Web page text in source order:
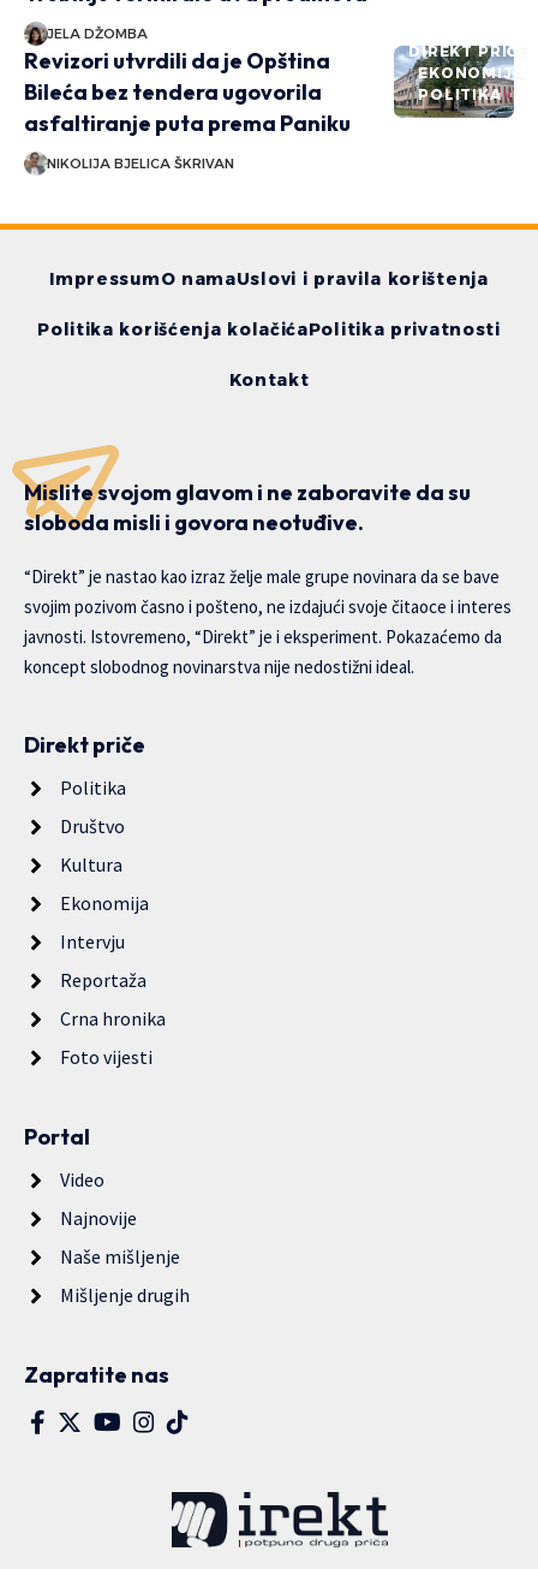
JELA DŽOMBA
DIREKT PRIČE
EKONOMIJA
POLITIKA
Revizori utvrdili da je Opština
Bileća bez tendera ugovorila
asfaltiranje puta prema Paniku
NIKOLIJA BJELICA ŠKRIVAN
ImpressumO namaUslovi i pravila korištenja
Politika korišćenja kolačićaPolitika privatnosti
Kontakt
Mislite svojom glavom i ne zaboravite da su
sloboda misli i govora neotuđive.
“Direkt” je nastao kao izraz želje male grupe novinara da se bave
svojim pozivom časno i pošteno, ne izdajući svoje čitaoce i interes
javnosti. Istovremeno, “Direkt” je i eksperiment. Pokazaćemo da
koncept slobodnog novinarstva nije nedostižni ideal.
Direkt priče
Politika
Društvo
Kultura
Ekonomija
Intervju
Reportaža
Crna hronika
Foto vijesti
Portal
Video
Najnovije
Naše mišljenje
Mišljenje drugih
Zapratite nas